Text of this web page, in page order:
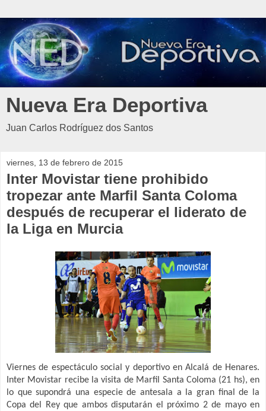
Nueva Era Deportiva
Juan Carlos Rodríguez dos Santos
viernes, 13 de febrero de 2015
Inter Movistar tiene prohibido
tropezar ante Marfil Santa Coloma
después de recuperar el liderato de
la Liga en Murcia
Viernes de espectáculo social y deportivo en Alcalá de Henares.
Inter Movistar recibe la visita de Marfil Santa Coloma (21 hs), en
lo que supondrá una especie de antesala a la gran final de la
Copa del Rey que ambos disputarán el próximo 2 de mayo en